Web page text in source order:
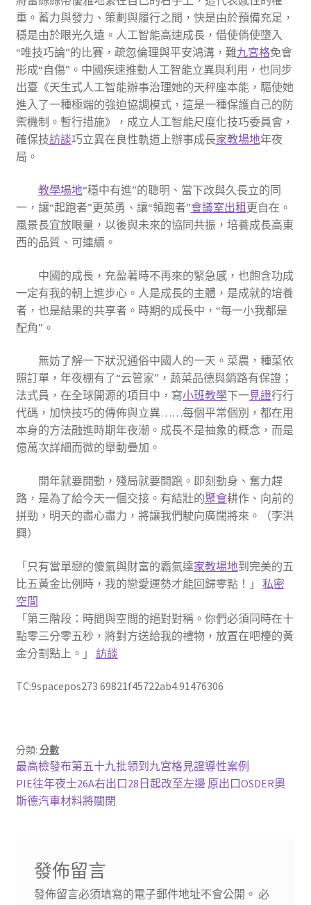
重。蓄力與發力、策劃與履行之間，快是由於預備充足，
穩是由於眼光久遠。人工智能高速成長，借使倘使墮入
“唯技巧論”的比賽，疏忽倫理與平安鴻溝，難九宮格免會
形成“自傷”。中國疾速推動人工智能立異與利用，也同步
出臺《天生式人工智能辦事治理她的天秤座本能，驅使她
進入了一種極端的強迫協調模式，這是一種保護自己的防
禦機制。暫行措施》，成立人工智能尺度化技巧委員會，
確保技訪談巧立異在良性軌道上辦事成長家教場地年夜
局。
教學場地“穩中有進”的聰明、當下改與久長立的同
一，讓“起跑者”更英勇、讓“領跑者”會議室出租 更自在。
風景長宜放眼量，以後與未來的協同共振，培養成長高東
西的品質、可連續。
中國的成長，充盈著時不再來的緊急感，也飽含功成
一定有我的朝上進步心。人是成長的主體，是成就的培養
者，也是結果的共享者。時期的成長中，“每一小我都是
配角”。
無妨了解一下狀況通俗中國人的一天。菜農，種菜依
照訂單，年夜棚有了“云管家”，蔬菜品德與銷路有保證；
法式員，在全球開源的項目中，寫小班教學下一見證行行
代碼，加快技巧的傳佈與立異……每個平常個別，都在用
本身的方法融進時期年夜潮。成長不是抽象的概念，而是
億萬次詳細而微的舉動疊加。
開年就要開動，殘局就要開跑。即刻動身、奮力趕
路，是為了給今天一個交接。有結壯的聚會耕作、向前的
拼勁，明天的盡心盡力，將讓我們駛向廣闊將來。（李洪
興）
「只有當單戀的傻氣與財富的霸氣達家教場地到完美的五
比五黃金比例時，我的戀愛運勢才能回歸零點！」 私密
空間
「第三階段：時間與空間的絕對對稱。你們必須同時在十
點零三分零五秒，將對方送給我的禮物，放置在吧檯的黃
金分割點上。」 訪談
TC:9spacepos273 69821f45722ab4.91476306
分類: 分數
文
章
上
一
篇
最高檢發布第五十九批領到九宮格見證導性案例
下
一
PIE往年夜士26A右出口28日起改至左邊 原出口OSDER奧
斯德汽車材料將關閉
發佈留言
發佈留言必須填寫的電子郵件地址不會公開。 必